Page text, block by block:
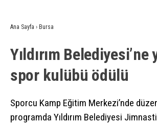
Ana Sayfa › Bursa
Yıldırım Belediyesi’ne
spor kulübü ödülü
Sporcu Kamp Eğitim Merkezi’nde
programda Yıldırım Belediyesi